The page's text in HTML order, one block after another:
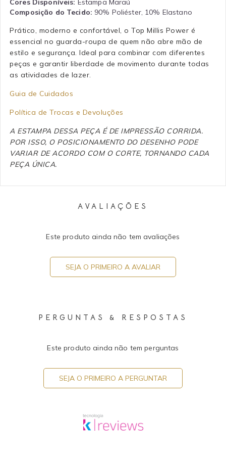
Composição do Tecido: 90% Poliéster, 10% Elastano
Prático, moderno e confortável, o Top Millis Power é
essencial no guarda-roupa de quem não abre mão de
estilo e segurança. Ideal para combinar com diferentes
peças e garantir liberdade de movimento durante todas
as atividades de lazer.
Guia de Cuidados
Política de Trocas e Devoluções
A ESTAMPA DESSA PEÇA É DE IMPRESSÃO CORRIDA.
POR ISSO, O POSICIONAMENTO DO DESENHO PODE
VARIAR DE ACORDO COM O CORTE, TORNANDO CADA
PEÇA ÚNICA.
AVALIAÇÕES
Este produto ainda não tem avaliações
SEJA O PRIMEIRO A AVALIAR
PERGUNTAS & RESPOSTAS
Este produto ainda não tem perguntas
SEJA O PRIMEIRO A PERGUNTAR